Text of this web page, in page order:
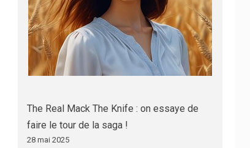
The Real Mack The Knife : on essaye de
faire le tour de la saga !
28 mai 2025